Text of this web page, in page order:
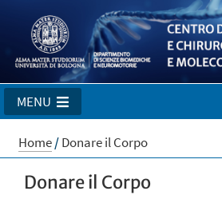
MENU
Home/Donare il Corpo
Donare il Corpo